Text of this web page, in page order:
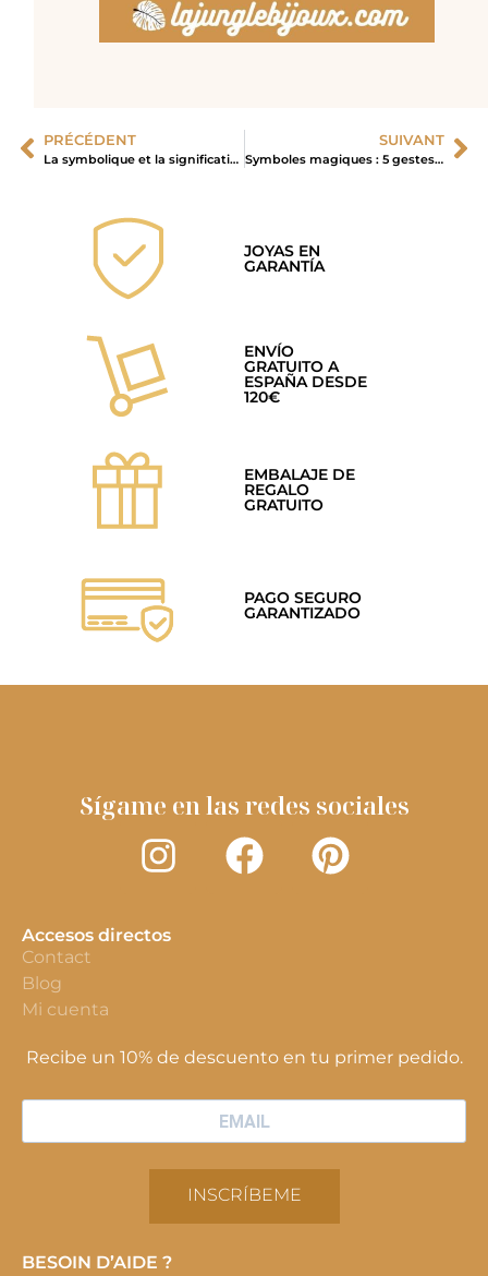
PRÉCÉDENT
La symbolique et la signification des bagues par doigt
SUIVANT
Symboles magiques : 5 gestes simples qui ont changé ma vie !
JOYAS EN
GARANTÍA
ENVÍO
GRATUITO A
ESPAÑA DESDE
120€
EMBALAJE DE
REGALO
GRATUITO
PAGO SEGURO
GARANTIZADO
Sígame en las redes sociales
Accesos directos
Contact
Blog
Mi cuenta
Recibe un 10% de descuento en tu primer pedido.
INSCRÍBEME
BESOIN D’AIDE ?